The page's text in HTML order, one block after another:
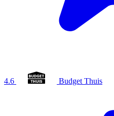
4.6 Budget Thuis